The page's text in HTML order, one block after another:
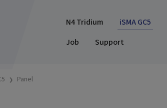
N4 Tridium iSMA GC5
Job
Support
Panel